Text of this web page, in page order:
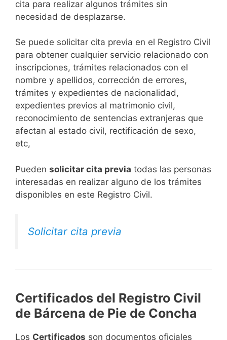
cita para realizar algunos trámites sin
necesidad de desplazarse.​
Se puede solicitar cita previa en el Registro Civil
para obtener cualquier servicio relacionado con
inscripciones, trámites relacionados con el
nombre y apellidos, corrección de errores,
trámites y expedientes de nacionalidad,
expedientes previos al matrimonio civil,
reconocimiento de sentencias extranjeras que
afectan al estado civil, rectificación de sexo,
etc,
​Pueden solicitar cita previa todas las personas
interesadas en realizar alguno de los trámites
disponibles en este Registro Civil.​
Solicitar cita previa
Certificados del Registro Civil
de Bárcena de Pie de Concha
Los Certificados son documentos oficiales